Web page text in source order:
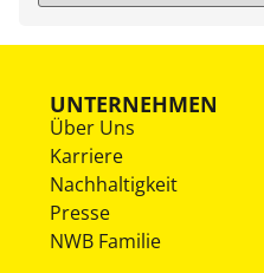
UNTERNEHMEN
Über Uns
Karriere
Nachhaltigkeit
Presse
NWB Familie